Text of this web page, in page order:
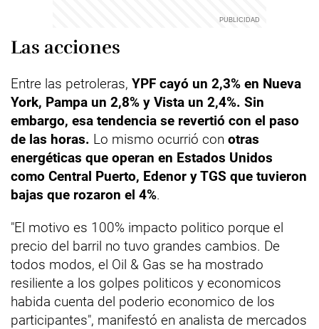
Las acciones
Entre las petroleras, YPF cayó un 2,3% en Nueva
York, Pampa un 2,8% y Vista un 2,4%. Sin
embargo, esa tendencia se revertió con el paso
de las horas. Lo mismo ocurrió con otras
energéticas que operan en Estados Unidos
como Central Puerto, Edenor y TGS que tuvieron
bajas que rozaron el 4%.
"El motivo es 100% impacto politico porque el
precio del barril no tuvo grandes cambios. De
todos modos, el Oil & Gas se ha mostrado
resiliente a los golpes politicos y economicos
habida cuenta del poderio economico de los
participantes", manifestó en analista de mercados